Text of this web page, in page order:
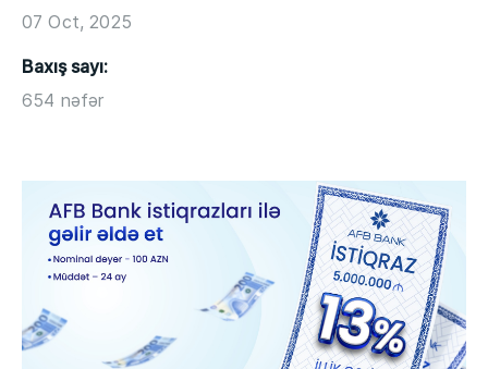
07 Oct, 2025
Baxış sayı:
654 nəfər